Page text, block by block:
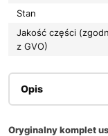
Stan
Jakość części
z GVO)
Opis
Oryginalny komplet